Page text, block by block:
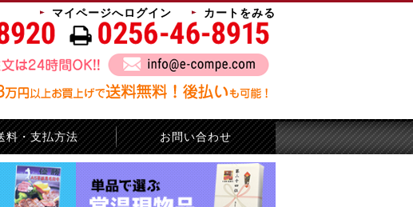
マイページへログイン カートをみる
料・支払方法 お問い合わせ